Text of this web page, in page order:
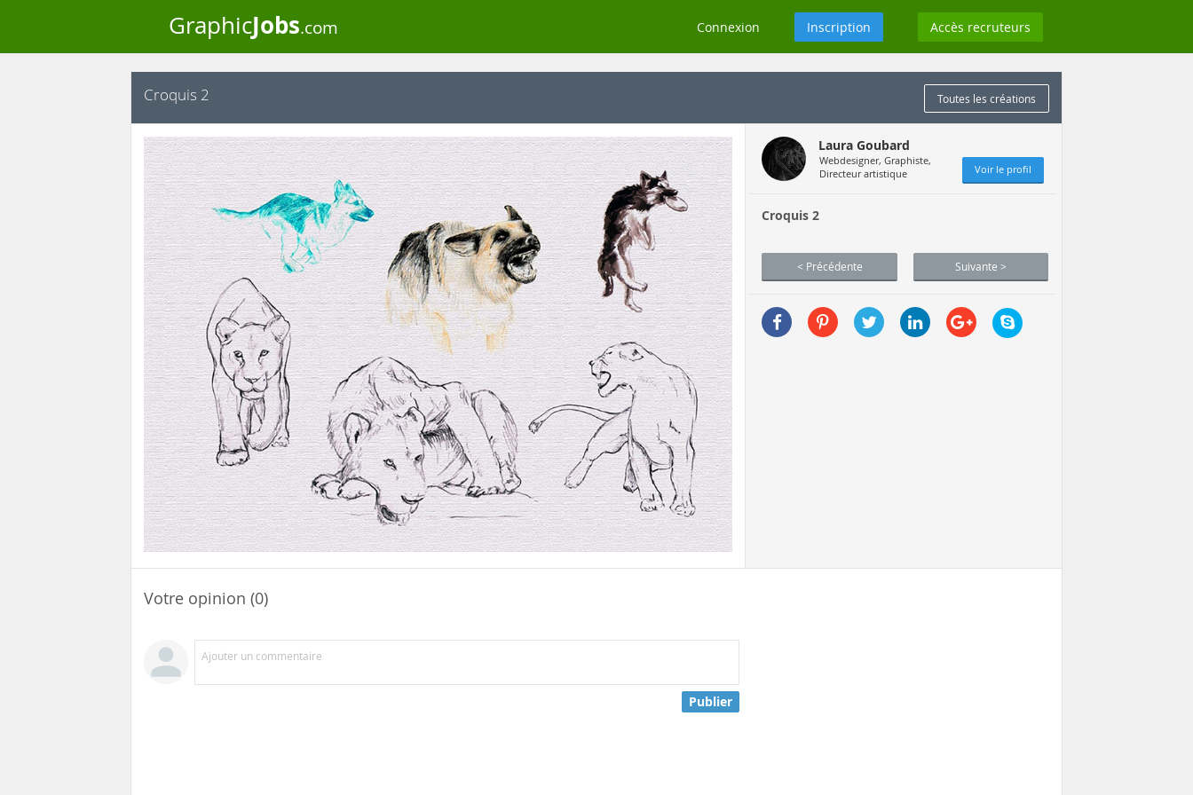
GraphicJobs.com Connexion Inscription Accès recruteurs
Croquis 2 Toutes les créations
Laura Goubard
Webdesigner, Graphiste,
Directeur artistique
Voir le profil
Croquis 2
< Précédente Suivante >
Votre opinion (0)
Ajouter un commentaire
Publier